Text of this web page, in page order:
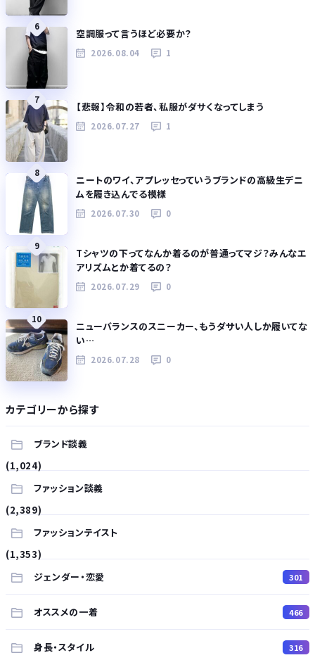
6
空調服って言うほど必要か？
2026.08.04 1
7
【悲報】令和の若者、私服がダサくなってしまう
2026.07.27 1
8
ニートのワイ、アプレッセっていうブランドの高級生デニ
ムを履き込んでる模様
2026.07.30 0
9
Tシャツの下ってなんか着るのが普通ってマジ？みんなエ
アリズムとか着てるの？
2026.07.29 0
10
ニューバランスのスニーカー、もうダサい人しか履いてな
い…
2026.07.28 0
カテゴリーから探す
ブランド談義
(1,024)
ファッション談義
(2,389)
ファッションテイスト
(1,353)
ジェンダー・恋愛
301
オススメの一着 466
身長・スタイル 316